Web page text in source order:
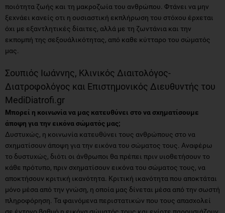
ποιότητα ζωής και τη μακροζωία του ανθρώπου. Φτάνει να μην
ξεχνάει κανείς οτι η ουσιαστική εκπλήρωση του στόχου έρχεται
όχι με εξαντλητικές δίαιτες, αλλά με τη ζωντάνια και την
εκπομπή της σεξουάλικότητας, από καθε κύτταρο του σώματός
μας.
Σουπιός Ιωάννης, Κλινικός Διαιτολόγος-
Διατροφολόγος και Επιστημονικός Διευθυντής του
MediDiatrofi.gr
Μπορεί η κοινωνία να μας κατευθύνει στο να σχηματίσουμε
άποψη για την εικόνα σώματός μας;
Δυστυχώς, η κοινωνία κατευθύνει τους ανθρώπους στο να
σχηματίσουν άποψη για την εικόνα του σώματος τους. Αναφέρω
το δυστυχώς, διότι οι άνθρωποι θα πρέπει πριν υιοθετήσουν το
κάθε πρότυπο, πριν σχηματίσουν εικόνα του σώματος τους, να
αποκτήσουν κριτική ικανότητα. Κριτική ικανότητα που αποκτάται
μόνο μέσα από την γνώση, η οποία μας δίνεται μέσα από την σωστή
πληροφόρηση. Τα φαινόμενα περιστατικών που τους απασχολεί
σε έντονο βαθμό η εικόνα σώματός τους και ενίοτε παρουσιάζουν